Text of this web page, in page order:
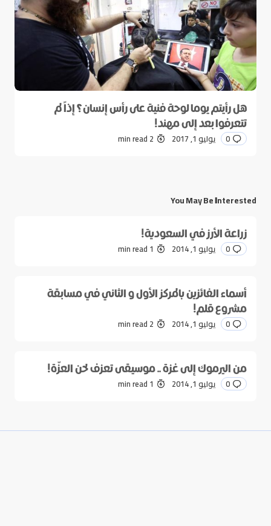
هل رأيتم يوما لوحة فنية على رأس إنسان؟ إذاً لم
تتعرفوا بعد إلى مهند!
0 يوليو 1, 2017 2 min read
You May Be Interested
زراعة الأرز في السعودية!
0 يوليو 1, 2014 1 min read
أسماء الفائزين بالمركز الأول و الثاني في مسابقة
مشروع قلم!
0 يوليو 1, 2014 2 min read
من اليرموك إلى غزة .. موسيقى تعزف لحن العزّة!
0 يوليو 1, 2014 1 min read